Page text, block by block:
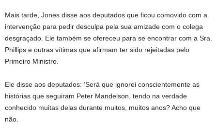
Mais tarde, Jones disse aos deputados que ficou comovido com a
intervenção para pedir desculpa pela sua amizade com o colega
desgraçado. Ele também se ofereceu para se encontrar com a Sra.
Phillips e outras vítimas que afirmam ter sido rejeitadas pelo
Primeiro Ministro.
Ele disse aos deputados: ‘Será que ignorei conscientemente as
histórias que seguiram Peter Mandelson, tendo na verdade
conhecido muitas delas durante muitos, muitos anos? Acho que
não.